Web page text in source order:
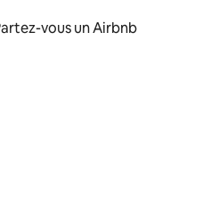
vous un Airbnb